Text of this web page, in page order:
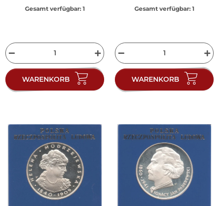
Gesamt verfügbar:1
WARENKORB
Gesamt verfügbar:1
WARENKORB